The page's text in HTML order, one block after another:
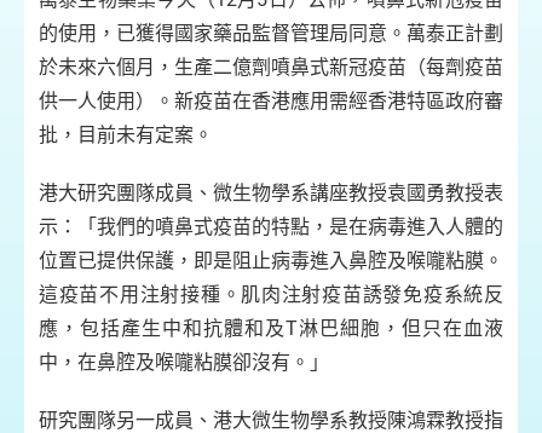
的使用，已獲得國家藥品監督管理局同意。萬泰正計劃
於未來六個月，生產二億劑噴鼻式新冠疫苗（每劑疫苗
供一人使用）。新疫苗在香港應用需經香港特區政府審
批，目前未有定案。
港大研究團隊成員、微生物學系講座教授袁國勇教授表
示：「我們的噴鼻式疫苗的特點，是在病毒進入人體的
位置已提供保護，即是阻止病毒進入鼻腔及喉嚨粘膜。
這疫苗不用注射接種。肌肉注射疫苗誘發免疫系統反
應，包括產生中和抗體和及T淋巴細胞，但只在血液
中，在鼻腔及喉嚨粘膜卻沒有。」
研究團隊另一成員、港大微生物學系教授陳鴻霖教授指